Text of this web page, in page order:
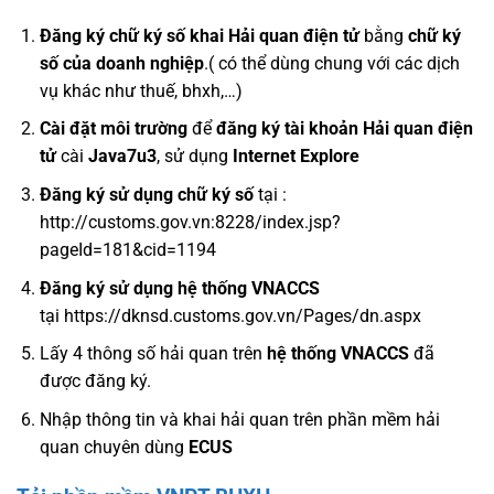
Đăng ký chữ ký số khai Hải quan điện tửbằng chữ ký
số của doanh nghiệp.( có thể dùng chung với các dịch
vụ khác như thuế, bhxh,…)
Cài đặt môi trườngđể đăng ký tài khoản Hải quan điện
tửcài Java7u3, sử dụng Internet Explore
Đăng ký sử dụng chữ ký sốtại :
http://customs.gov.vn:8228/index.jsp?
pageId=181&cid=1194
Đăng ký sử dụng hệ thống VNACCS
tại https://dknsd.customs.gov.vn/Pages/dn.aspx
Lấy 4 thông số hải quan trên hệ thống VNACCSđã
được đăng ký.
Nhập thông tin và khai hải quan trên phần mềm hải
quan chuyên dùng ECUS